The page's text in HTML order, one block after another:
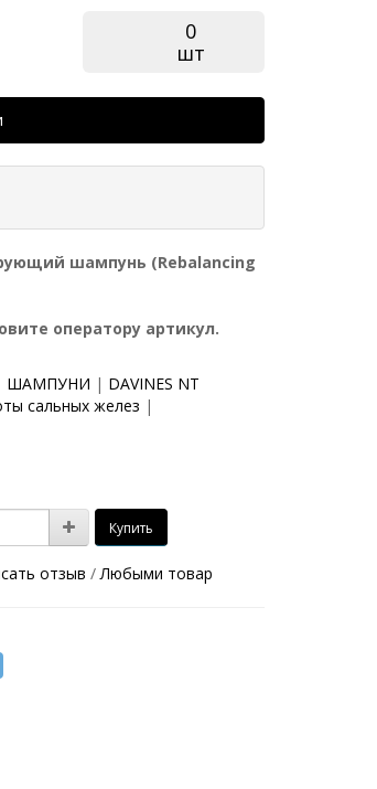
0
шт
шампунь (Rebalancing
оператору артикул.
ШАМПУНИ | DAVINES NT
сальных желез |
Купить
отзыв /Любыми товар